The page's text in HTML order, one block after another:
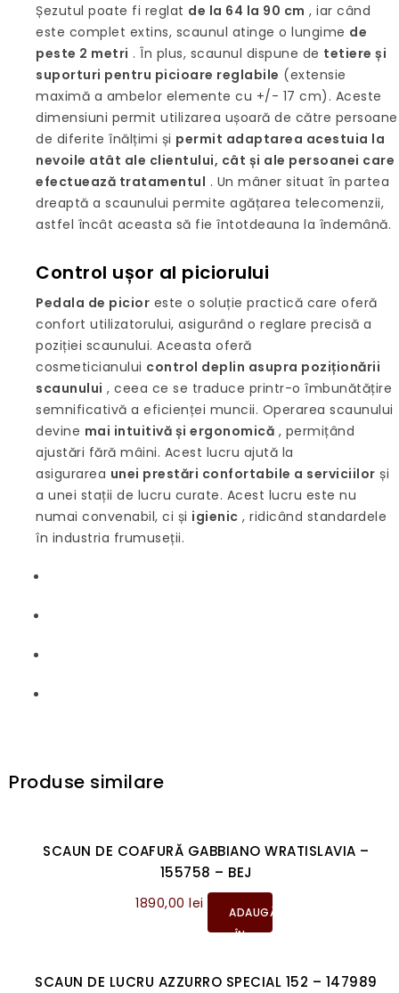
Șezutul poate fi reglat de la 64 la 90 cm , iar când
este complet extins, scaunul atinge o lungime de
peste 2 metri . În plus, scaunul dispune de tetiere și
suporturi pentru picioare reglabile (extensie
maximă a ambelor elemente cu +/- 17 cm). Aceste
dimensiuni permit utilizarea ușoară de către persoane
de diferite înălțimi și permit adaptarea acestuia la
nevoile atât ale clientului, cât și ale persoanei care
efectuează tratamentul . Un mâner situat în partea
dreaptă a scaunului permite agățarea telecomenzii,
astfel încât aceasta să fie întotdeauna la îndemână.
Control ușor al piciorului
Pedala de picior este o soluție practică care oferă
confort utilizatorului, asigurând o reglare precisă a
poziției scaunului. Aceasta oferă
cosmeticianului control deplin asupra poziționării
scaunului , ceea ce se traduce printr-o îmbunătățire
semnificativă a eficienței muncii. Operarea scaunului
devine mai intuitivă și ergonomică , permițând
ajustări fără mâini. Acest lucru ajută la
asigurarea unei prestări confortabile a serviciilor și
a unei stații de lucru curate. Acest lucru este nu
numai convenabil, ci și igienic , ridicând standardele
în industria frumuseții.
Produse similare
SCAUN DE COAFURĂ GABBIANO WRATISLAVIA –
155758 – BEJ
1890,00 lei
ADAUGĂ
ÎN
SCAUN DE LUCRU AZZURRO SPECIAL 152 – 147989